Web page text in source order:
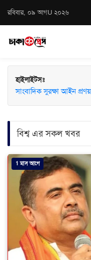
রবিবার, ০৯ আগU ২০২৬
হাইলাইটসঃ
সাংবাদিক সুরক্ষা আইন
বিশ্ব এর সকল খবর
1 মাস আগে